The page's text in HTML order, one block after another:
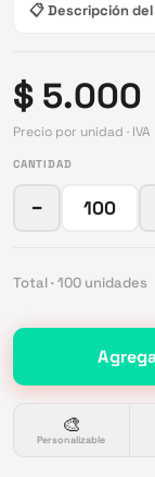
📋 Descripción
$ 5.000
Precio por unidad ·
CANTIDAD
−
Total · 100 unidades
🎨
Personalizable